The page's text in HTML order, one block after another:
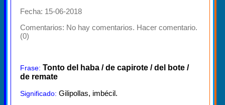
Fecha: 15-06-2018
Comentarios: No hay comentarios. Hacer comentario.
(0)
Frase: Tonto del haba / de capirote / del bote /
de remate
Significado: Gilipollas, imbécil.